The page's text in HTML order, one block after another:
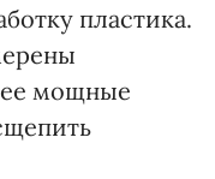
пластика.
мощные